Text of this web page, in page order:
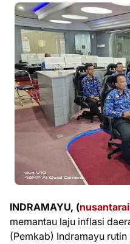
INDRAMAYU, (
memantau laju inflasi
(Pemkab) Indramayu